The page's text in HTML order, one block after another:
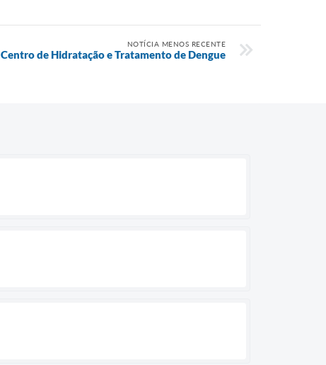
NOTÍCIA MENOS RECENTE
Centro de Hidratação e Tratamento de Dengue